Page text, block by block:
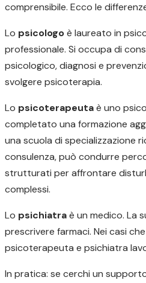
comprensibile. Ecco le
Lo psicologoè laureato in
professionale. Si occupa di
psicologico, diagnosi e
svolgere psicoterapia.
Lo psicoterapeutaè uno
completato una formazione
una scuola di specializzazione
consulenza, può condurre
strutturati per affrontare
complessi.
Lo psichiatraè un medico. La
prescrivere farmaci. Nei casi
psicoterapeuta e psichiatra
In pratica: se cerchi un